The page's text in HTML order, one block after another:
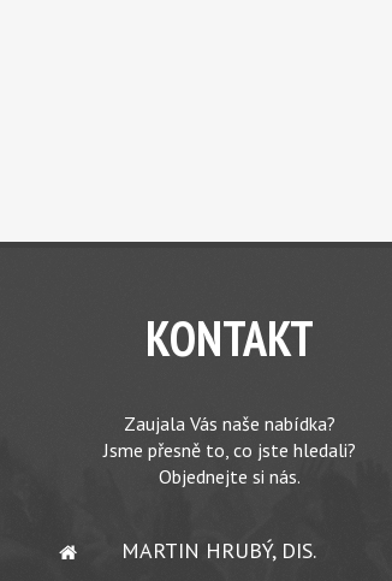
KONTAKT
Zaujala Vás naše nabídka?
Jsme přesně to, co jste hledali?
Objednejte si nás.
MARTIN HRUBÝ, DIS.